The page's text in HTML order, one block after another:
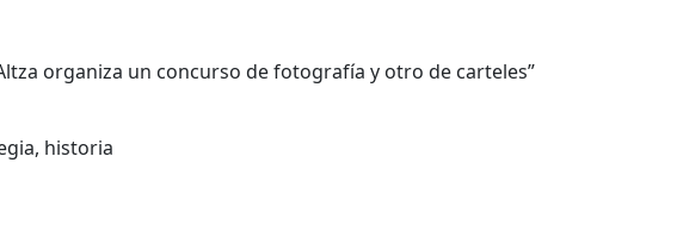
organiza un concurso de fotografía y otro de carteles”
historia